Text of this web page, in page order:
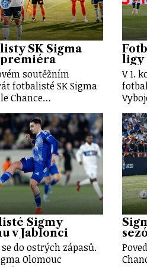
SK Sigma
soutěžním
fotbalisté SK Sigma
Chance…
ligy
V 1.
Sigmy
v Jablonci
do ostrých zápasů.
Olomouc